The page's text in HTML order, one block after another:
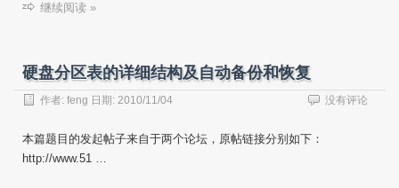
继续阅读 »
硬盘分区表的详细结构及自动备份和恢复
作者: feng 日期: 2010/11/04 没有评论
本篇题目的发起帖子来自于两个论坛，原帖链接分别如下：
http://www.51 …